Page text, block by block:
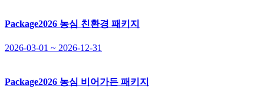
Package2026 농심 친환경 패키지
2026-03-01 ~ 2026-12-31
Package2026 농심 비어가든 패키지